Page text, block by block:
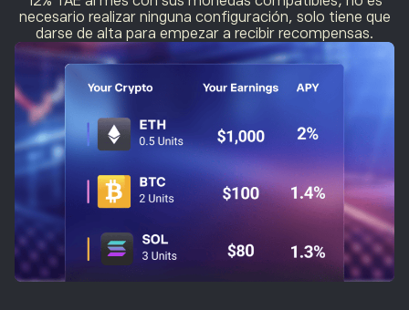
necesario realizar ninguna configuración, solo tiene que
darse de alta para empezar a recibir recompensas.